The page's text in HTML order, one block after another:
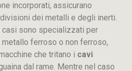
incorporati, assicurano
dei metalli e degli inerti.
casi sono specializzati per
ferroso o non ferroso,
che tritano i cavi
dal rame. Mentre nel caso